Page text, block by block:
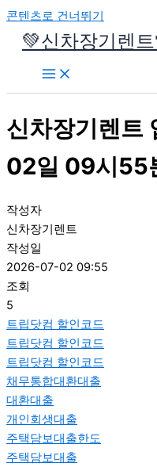
콘텐츠로 건너뛰기
💚신차장기렌트
신차장기렌트
02일 09시55
작성자
신차장기렌트
작성일
2026-07-02 09:55
조회
5
트립닷컴 할인코드
트립닷컴 할인코드
트립닷컴 할인코드
채무통합대환대출
대환대출
개인회생대출
주택담보대출한도
주택담보대출